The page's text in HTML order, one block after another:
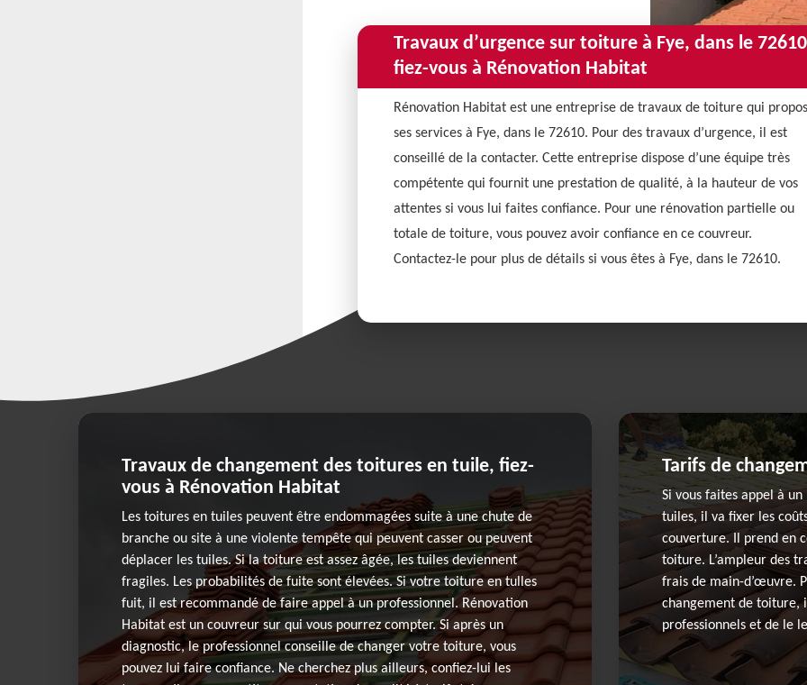
Travaux d’urgence sur toiture à Fye, dans le
fiez-vous à Rénovation Habitat
Rénovation Habitat est une entreprise de travaux de toiture qui
ses services à Fye, dans le 72610. Pour des travaux d’urgence, il est
conseillé de la contacter. Cette entreprise dispose d’une équipe très
compétente qui fournit une prestation de qualité, à la hauteur de vos
attentes si vous lui faites confiance. Pour une rénovation partielle ou
totale de toiture, vous pouvez avoir confiance en ce couvreur.
Contactez-le pour plus de détails si vous êtes à Fye, dans le 72610.
Travaux de changement des toitures en tuile, fiez-
vous à Rénovation Habitat
Les toitures en tuiles peuvent être endommagées suite à une chute de
branche ou site à une violente tempête qui peuvent casser ou peuvent
déplacer les tuiles. Si la toiture est assez âgée, les tuiles deviennent
fragiles. Les probabilités de fuite sont élevées. Si votre toiture en tulles
fuit, il est recommandé de faire appel à un professionnel. Rénovation
Habitat est un couvreur sur qui vous pourrez compter. Si après un
diagnostic, le professionnel conseille de changer votre toiture, vous
pouvez lui faire confiance. Ne cherchez plus ailleurs, confiez-lui les
Tarifs de
Si vous faites appel à
tuiles, il va fixer les
couverture. Il prend en
toiture. L’ampleur des
frais de main-d’œuvre.
changement de toiture,
professionnels et de le